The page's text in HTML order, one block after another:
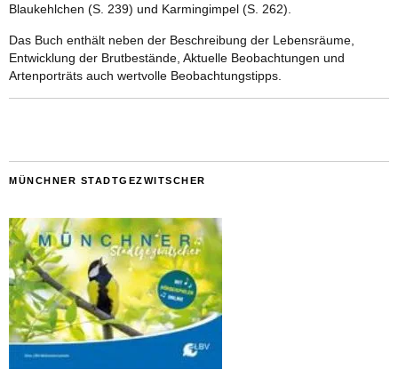
Blaukehlchen (S. 239) und Karmingimpel (S. 262).
Das Buch enthält neben der Beschreibung der Lebensräume,
Entwicklung der Brutbestände, Aktuelle Beobachtungen und
Artenporträts auch wertvolle Beobachtungstipps.
MÜNCHNER STADTGEZWITSCHER